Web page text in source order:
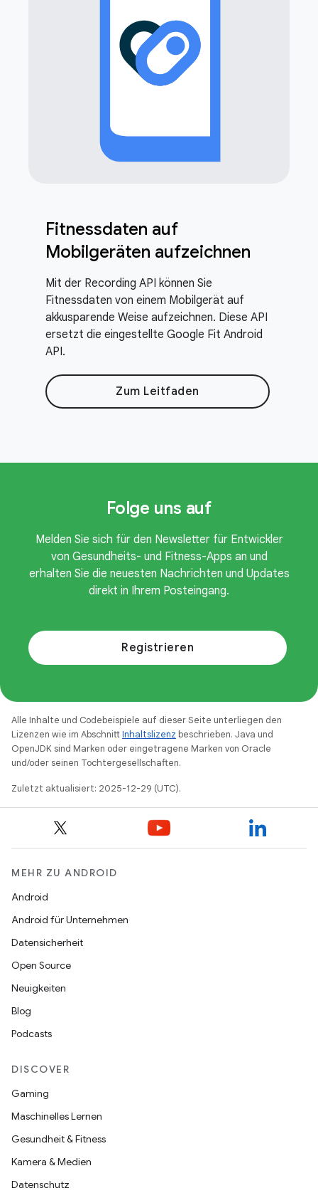
Fitnessdaten auf
Mobilgeräten aufzeichnen
Mit der Recording API können Sie
Fitnessdaten von einem Mobilgerät auf
akkusparende Weise aufzeichnen. Diese API
ersetzt die eingestellte Google Fit Android
API.
Zum Leitfaden
Folge uns auf
Melden Sie sich für den Newsletter für Entwickler
von Gesundheits- und Fitness-Apps an und
erhalten Sie die neuesten Nachrichten und Updates
direkt in Ihrem Posteingang.
Registrieren
Alle Inhalte und Codebeispiele auf dieser Seite unterliegen den
Lizenzen wie im AbschnittInhaltslizenz beschrieben. Java und
OpenJDK sind Marken oder eingetragene Marken von Oracle
und/oder seinen Tochtergesellschaften.
Zuletzt aktualisiert: 2025-12-29 (UTC).
MEHR ZU ANDROID
Android
Android für Unternehmen
Datensicherheit
Open Source
Neuigkeiten
Blog
Podcasts
DISCOVER
Gaming
Maschinelles Lernen
Gesundheit & Fitness
Kamera & Medien
Datenschutz